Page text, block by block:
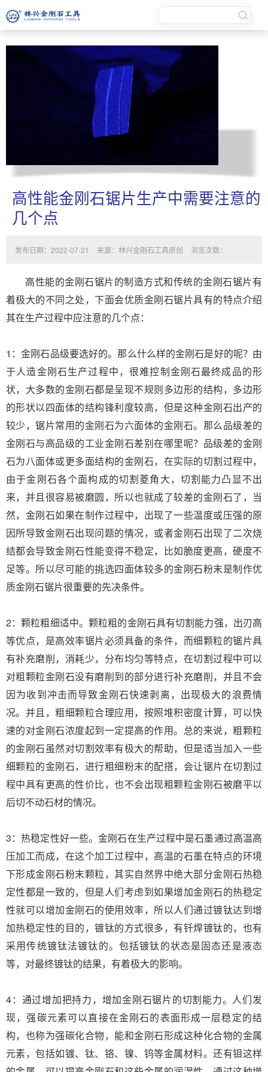
高性能金刚石锯片生产中需要注意的
几个点
发布日期：2022-07-21 来源：林兴金刚石工具原创 浏览次数：
高性能的金刚石锯片的制造方式和传统的金刚石锯片有
着极大的不同之处，下面会优质金刚石锯片具有的特点介绍
其在生产过程中应注意的几个点：
1：金刚石品级要选好的。那么什么样的金刚石是好的呢？由
于人造金刚石生产过程中，很难控制金刚石最终成品的形
状，大多数的金刚石都是呈现不规则多边形的结构，多边形
的形状以四面体的结构锋利度较高，但是这种金刚石出产的
较少，锯片常用的金刚石为六面体的金刚石。那么品级差的
金刚石与高品级的工业金刚石差别在哪里呢？品级差的金刚
石为八面体或更多面结构的金刚石，在实际的切割过程中，
由于金刚石各个面构成的切割菱角大，切割能力凸显不出
来，并且很容易被磨圆，所以也就成了较差的金刚石了，当
然，金刚石如果在制作过程中，出现了一些温度或压强的原
因所导致金刚石出现问题的情况，或者金刚石出现了二次烧
结都会导致金刚石性能变得不稳定，比如脆度更高，硬度不
足等。所以尽可能的挑选四面体较多的金刚石粉末是制作优
质金刚石锯片很重要的先决条件。
2：颗粒粗细适中。颗粒粗的金刚石具有切割能力强，出刃高
等优点，是高效率锯片必须具备的条件，而细颗粒的锯片具
有补充磨削，消耗少，分布均匀等特点，在切割过程中可以
对粗颗粒金刚石没有磨削到的部分进行补充磨削，并且不会
因为收到冲击而导致金刚石快速剥离，出现极大的浪费情
况。并且，粗细颗粒合理应用，按照堆积密度计算，可以快
速的对金刚石浓度起到一定提高的作用。总的来说，粗颗粒
的金刚石虽然对切割效率有极大的帮助，但是适当加入一些
细颗粒的金刚石，进行粗细粉末的配搭，会让锯片在切割过
程中具有更高的性价比，也不会出现粗颗粒金刚石被磨平以
后切不动石材的情况。
3：热稳定性好一些。金刚石在生产过程中是石墨通过高温高
压加工而成，在这个加工过程中，高温的石墨在特点的环境
下形成金刚石粉末颗粒，其实自然界中绝大部分金刚石热稳
定性都是一致的，但是人们考虑到如果增加金刚石的热稳定
性就可以增加金刚石的使用效率，所以人们通过镀钛达到增
加热稳定性的目的，镀钛的方式很多，有钎焊镀钛的，也有
采用传统镀钛法镀钛的。包括镀钛的状态是固态还是液态
等，对最终镀钛的结果，有着极大的影响。
4：通过增加把持力，增加金刚石锯片的切割能力。人们发
现，强碳元素可以直接在金刚石的表面形成一层稳定的结
构，也称为强碳化合物，能和金刚石形成这种化合物的金属
元素，包括如镀、钛、铬、镍、钨等金属材料。还有钼这样